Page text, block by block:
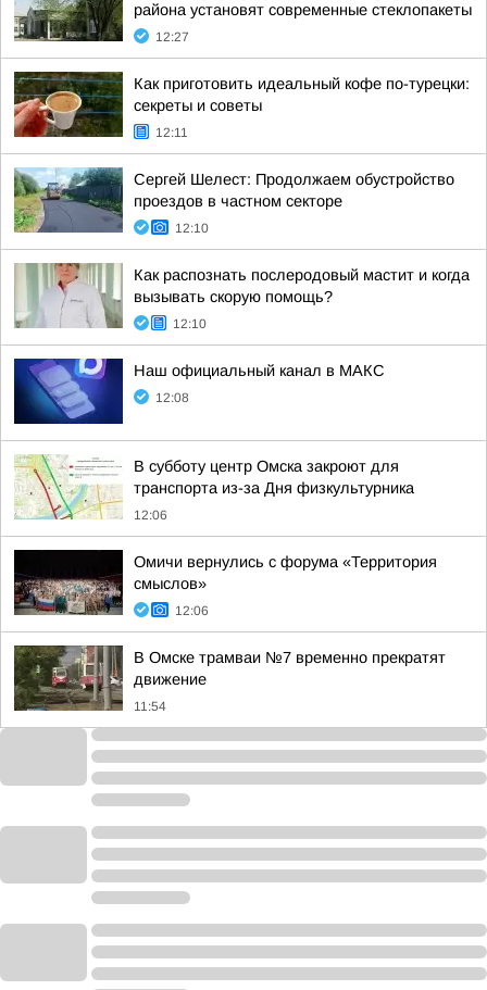
района установят современные стеклопакеты
12:27
Как приготовить идеальный кофе по-турецки:
секреты и советы
12:11
Сергей Шелест: Продолжаем обустройство
проездов в частном секторе
12:10
Как распознать послеродовый мастит и когда
вызывать скорую помощь?
12:10
Наш официальный канал в МАКС
12:08
В субботу центр Омска закроют для
транспорта из-за Дня физкультурника
12:06
Омичи вернулись с форума «Территория
смыслов»
12:06
В Омске трамваи №7 временно прекратят
движение
11:54